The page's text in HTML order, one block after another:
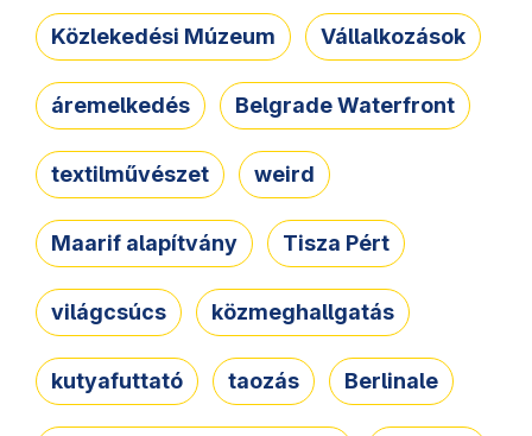
Közlekedési Múzeum Vállalkozások
áremelkedés Belgrade Waterfront
textilművészet weird
Maarif alapítvány Tisza Pért
világcsúcs közmeghallgatás
kutyafuttató taozás Berlinale